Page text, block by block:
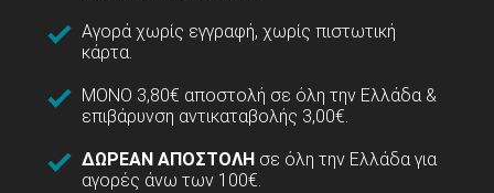
Αγορά χωρίς εγγραφή, χωρίς πιστωτική
κάρτα.
ΜΟΝΟ 3,80€ αποστολή σε όλη την Ελλάδα &
επιβάρυνση αντικαταβολής 3,00€.
ΔΩΡΕΑΝ ΑΠΟΣΤΟΛΗ σε όλη την Ελλάδα για
αγορές άνω των 100€.